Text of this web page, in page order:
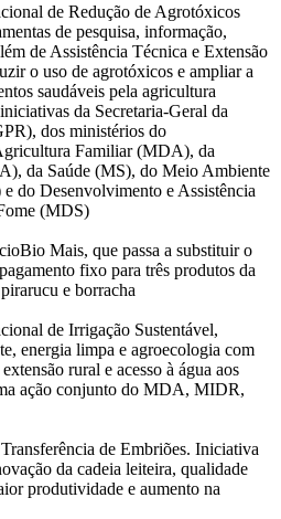
de Redução de Agrotóxicos
de pesquisa, informação,
de Assistência Técnica e Extensão
o uso de agrotóxicos e ampliar a
saudáveis pela agricultura
da Secretaria-Geral da
dos ministérios do
Familiar (MDA), da
da Saúde (MS), do Meio Ambiente
do Desenvolvimento e Assistência
(MDS)
Mais, que passa a substituir o
fixo para três produtos da
e borracha
de Irrigação Sustentável,
energia limpa e agroecologia com
rural e acesso à água aos
ação conjunto do MDA, MIDR,
de Embriões. Iniciativa
da cadeia leiteira, qualidade
produtividade e aumento na